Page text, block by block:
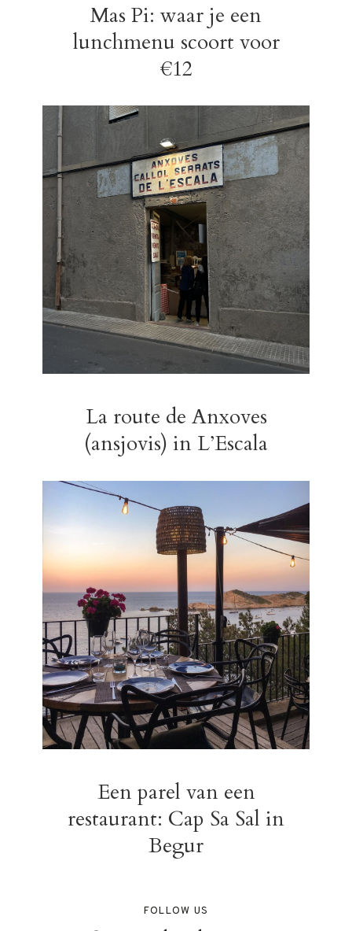
Mas Pi: waar je een
lunchmenu scoort voor
€12
La route de Anxoves
(ansjovis) in L’Escala
Een parel van een
restaurant: Cap Sa Sal in
Begur
FOLLOW US